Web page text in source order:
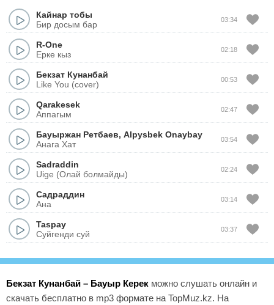
Кайнар тобы
Бир досым бар
03:34
R-One
Ерке кыз
02:18
Бекзат Кунанбай
Like You (cover)
00:53
Qarakesek
Аппагым
02:47
Бауыржан Ретбаев, Alpysbek Onaybay
Анага Хат
03:54
Sadraddin
Uige (Олай болмайды)
02:24
Садраддин
Ана
03:14
Taspay
Суйгенди суй
03:37
Бекзат Кунанбай – Бауыр Керек можно слушать онлайн и
скачать бесплатно в mp3 формате на TopMuz.kz. На